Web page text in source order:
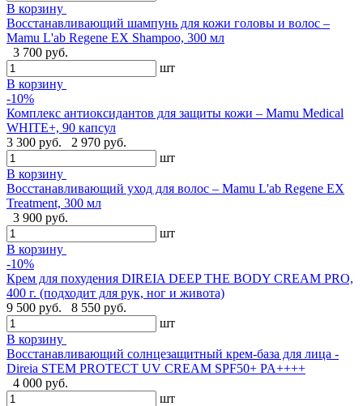
В корзину
Восстанавливающий шампунь для кожи головы и волос –
Mamu L'ab Regene EX Shampoo, 300 мл
3 700 руб.
шт
В корзину
-10%
Комплекс антиоксидантов для защиты кожи – Mamu Medical
WHITE+, 90 капсул
3 300 руб.
2 970 руб.
шт
В корзину
Восстанавливающий уход для волос – Mamu L'ab Regene EX
Treatment, 300 мл
3 900 руб.
шт
В корзину
-10%
Крем для похудения DIREIA DEEP THE BODY CREAM PRO,
400 г. (подходит для рук, ног и живота)
9 500 руб.
8 550 руб.
шт
В корзину
Восстанавливающий солнцезащитный крем-база для лица -
Direia STEM PROTECT UV CREAM SPF50+ PA++++
4 000 руб.
шт